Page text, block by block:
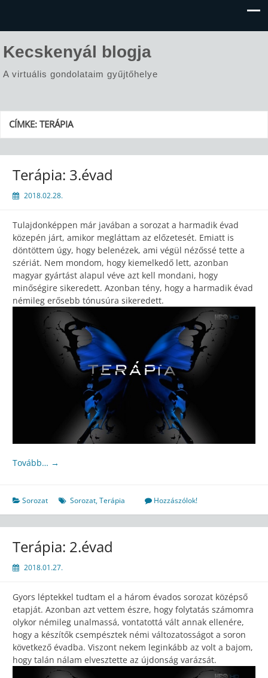
Kecskenyál blogja
A virtuális gondolataim gyűjtőhelye
CÍMKE:TERÁPIA
Terápia: 3.évad
2018.02.28.
Tulajdonképpen már javában a sorozat a harmadik évad
közepén járt, amikor megláttam az előzetesét. Emiatt is
döntöttem úgy, hogy belenézek, ami végül nézőssé tette a
szériát. Nem mondom, hogy kiemelkedő lett, azonban
magyar gyártást alapul véve azt kell mondani, hogy
minőségire sikeredett. Azonban tény, hogy a harmadik évad
némileg erősebb tónusúra sikeredett.
Tovább… →
Sorozat Sorozat,Terápia Hozzászólok!
Terápia: 2.évad
2018.01.27.
Gyors léptekkel tudtam el a három évados sorozat középső
etapját. Azonban azt vettem észre, hogy folytatás számomra
olykor némileg unalmassá, vontatottá vált annak ellenére,
hogy a készítők csempésztek némi változatosságot a soron
következő évadba. Viszont nekem leginkább az volt a bajom,
hogy talán nálam elvesztette az újdonság varázsát.